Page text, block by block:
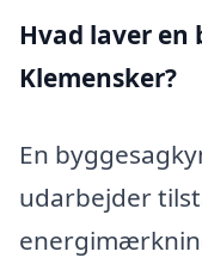
Hvad laver en
Klemensker?
En
udarbejder